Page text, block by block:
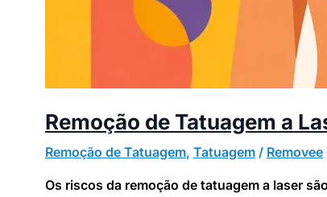
Remoção de Tatuagem a
Remoção de Tatuagem, Tatuagem / Removee
Os riscos da remoção de tatuagem a laser